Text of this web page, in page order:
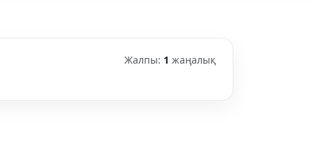
Жалпы: 1 жаңалық